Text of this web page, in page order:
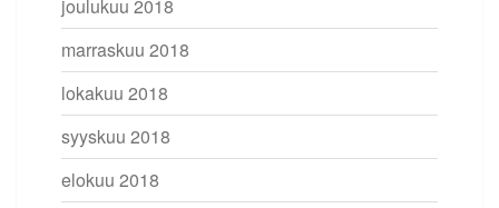
joulukuu 2018
marraskuu 2018
lokakuu 2018
syyskuu 2018
elokuu 2018